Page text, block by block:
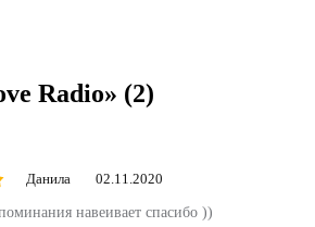
Radio» (2)
Данила 02.11.2020
навеивает спасибо ))